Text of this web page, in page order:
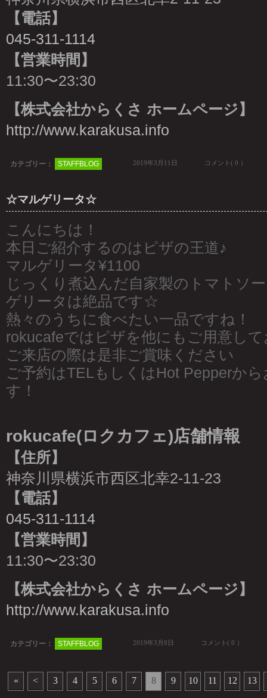
【電話】
045-311-1114
【営業時間】
11:30〜23:30
【株式会社からくさ ホームページ】
http://www.karakusa.info
カテゴリー： STAFFBLOG 2019年3月11日 コメント( 0 ）
☆マルゲリータ☆
こんにちは！
本日ご紹介するのはピザの王道♪
マルゲリータ¥1100
じっくり煮込んだ自家製のトマトソ
ゲリータは絶品です☆
熱々のうちに食べたい一品ですね！
rokucafeではピザを他にもご用意し
ご来店の際は是非ご賞味ください
ご予約はTELもしくはHot Pepperか
す！
rokucafe(ロクカフェ)店舗情報
【住所】
神奈川県横浜市西区北幸2-11-23
【電話】
045-311-1114
【営業時間】
11:30〜23:30
【株式会社からくさ ホームページ】
http://www.karakusa.info
カテゴリー： STAFFBLOG 2019年3月8日 コメント( 0 ）
« < 3 4 5 6 7 8 9 10 11 12 13